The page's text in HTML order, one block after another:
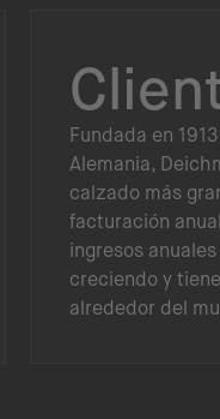
Fundada en
Alemania,
calzado más
facturación
ingresos
creciendo y
alrededor del